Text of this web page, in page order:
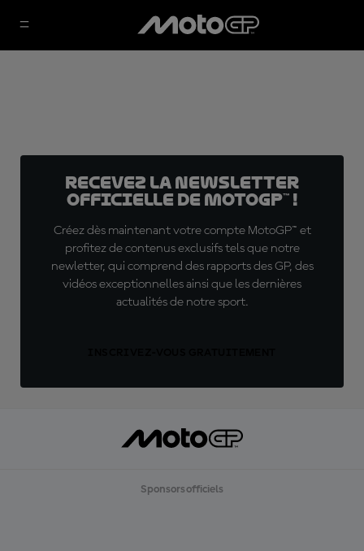
Recevez la Newsletter
officielle de MotoGP™ !
Créez dès maintenant votre compte MotoGP™ et
profitez de contenus exclusifs tels que notre
newletter, qui comprend des rapports des GP, des
vidéos exceptionnelles ainsi que les dernières
actualités de notre sport.
Sponsors officiels